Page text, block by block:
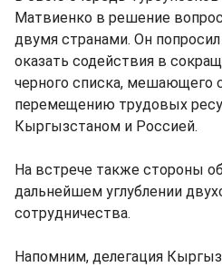
Матвиенко в решение
двумя странами. Он
оказать содействия в
черного списка, мешающего
перемещению трудовых
Кыргызстаном и Россией.
На встрече также стороны
дальнейшем углублении
сотрудничества.
Напомним, делегация